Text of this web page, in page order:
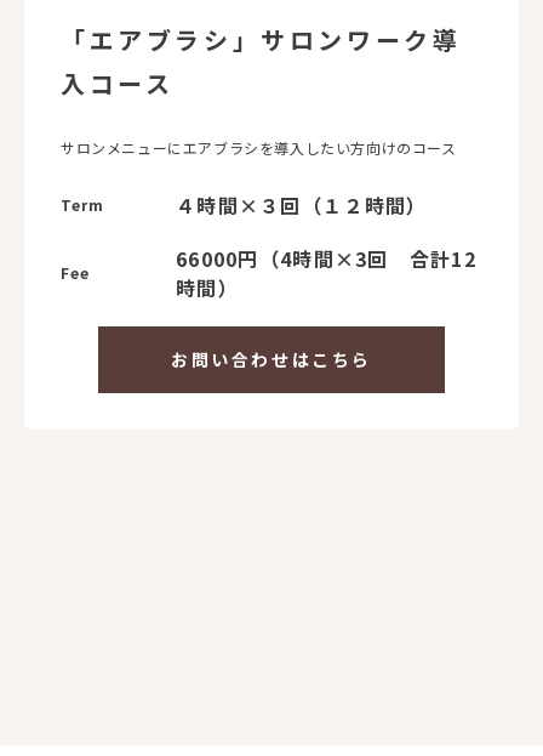
「エアブラシ」サロンワーク導
入コース
サロンメニューにエアブラシを導入したい方向けのコース
Term ４時間×３回（１２時間）
Fee
66000円（4時間×3回 合計12
時間）
お問い合わせはこちら